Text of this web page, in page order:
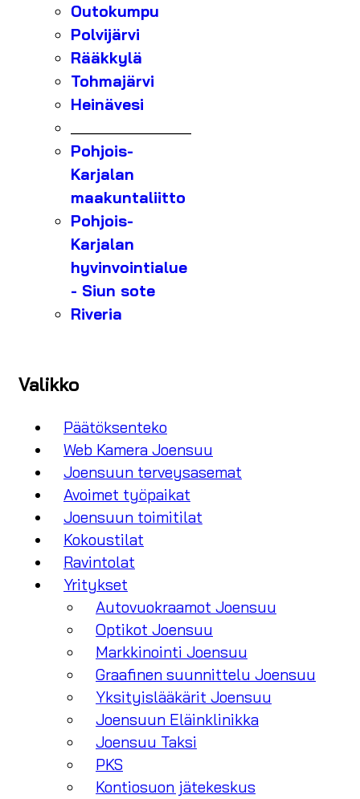
Outokumpu
Polvijärvi
Rääkkylä
Tohmajärvi
Heinävesi
Pohjois-
Karjalan
maakuntaliitto
Pohjois-
Karjalan
hyvinvointialue
- Siun sote
Riveria
Valikko
Päätöksenteko
Web Kamera Joensuu
Joensuun terveysasemat
Avoimet työpaikat
Joensuun toimitilat
Kokoustilat
Ravintolat
Yritykset
Autovuokraamot Joensuu
Optikot Joensuu
Markkinointi Joensuu
Graafinen suunnittelu Joensuu
Yksityislääkärit Joensuu
Joensuun Eläinklinikka
Joensuu Taksi
PKS
Kontiosuon jätekeskus